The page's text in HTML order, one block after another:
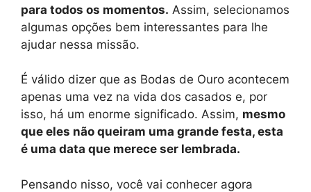
para todos os momentos. Assim, selecionamos
algumas opções bem interessantes para lhe
ajudar nessa missão.
É válido dizer que as Bodas de Ouro acontecem
apenas uma vez na vida dos casados e, por
isso, há um enorme significado. Assim, mesmo
que eles não queiram uma grande festa, esta
é uma data que merece ser lembrada.
Pensando nisso, você vai conhecer agora